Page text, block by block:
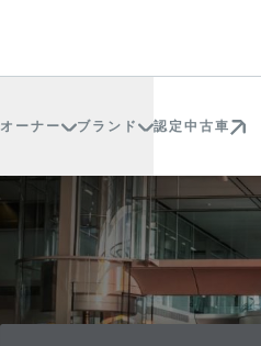
オーナー ブランド 認定中古車